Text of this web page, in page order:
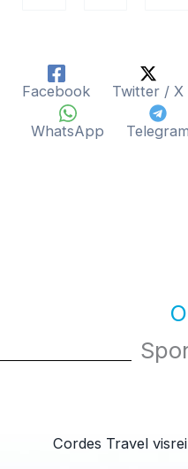
Facebook Twitter / X
WhatsApp Telegram
Cordes Travel